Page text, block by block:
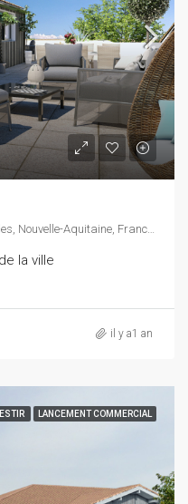
la ville
il y a1 an
LANCEMENT COMMERCIAL